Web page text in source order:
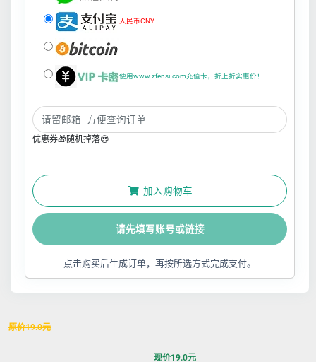
人民币CNY
使用www.zfensi.com充值卡，折上折实惠价！
优惠券🎁随机掉落😍
加入购物车
请先填写账号或链接
点击购买后生成订单，再按所选方式完成支付。
原价19.0元
现价19.0元